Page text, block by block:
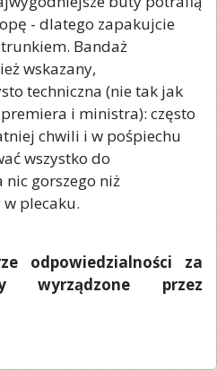
- dlatego zapakujcie
Bandaż
wskazany,
techniczna (nie tak jak
i ministra): często
chwili i w pośpiechu
wszystko do
nic gorszego niż
w plecaku.
odpowiedzialności za
wyrządzone przez